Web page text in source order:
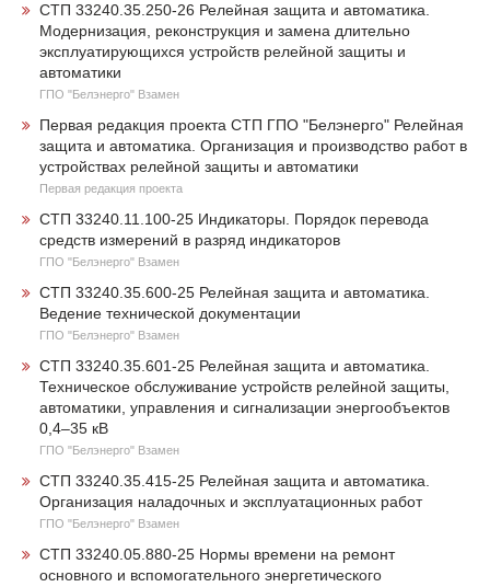
СТП 33240.35.250-26 Релейная защита и автоматика.
Модернизация, реконструкция и замена длительно
эксплуатирующихся устройств релейной защиты и
автоматики
ГПО "Белэнерго" Взамен
Первая редакция проекта СТП ГПО "Белэнерго" Релейная
защита и автоматика. Организация и производство работ в
устройствах релейной защиты и автоматики
Первая редакция проекта
СТП 33240.11.100-25 Индикаторы. Порядок перевода
средств измерений в разряд индикаторов
ГПО "Белэнерго" Взамен
СТП 33240.35.600-25 Релейная защита и автоматика.
Ведение технической документации
ГПО "Белэнерго" Взамен
СТП 33240.35.601-25 Релейная защита и автоматика.
Техническое обслуживание устройств релейной защиты,
автоматики, управления и сигнализации энергообъектов
0,4–35 кВ
ГПО "Белэнерго" Взамен
СТП 33240.35.415-25 Релейная защита и автоматика.
Организация наладочных и эксплуатационных работ
ГПО "Белэнерго" Взамен
СТП 33240.05.880-25 Нормы времени на ремонт
основного и вспомогательного энергетического